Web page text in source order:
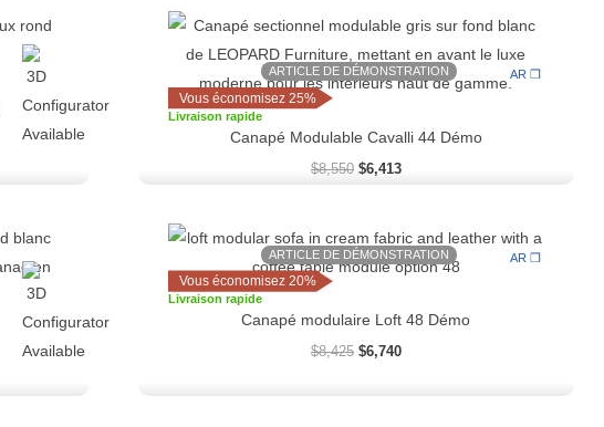
Vous économisez 25%
ARTICLE DE DÉMONSTRATION AR ❒
Livraison rapide
Canapé Modulable Cavalli 44 Démo
$8,550
Le
initial
était :
$8,550.
$6,413
prix
actuel
est :
$6,413.
Vous économisez 20%
ARTICLE DE DÉMONSTRATION AR ❒
Livraison rapide
Canapé modulaire Loft 48 Démo
$8,425
prix
initial
$6,740
Le
prix
actuel